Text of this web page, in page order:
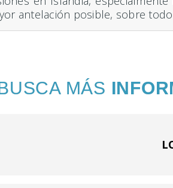
antelación posible, sobre
MÁS